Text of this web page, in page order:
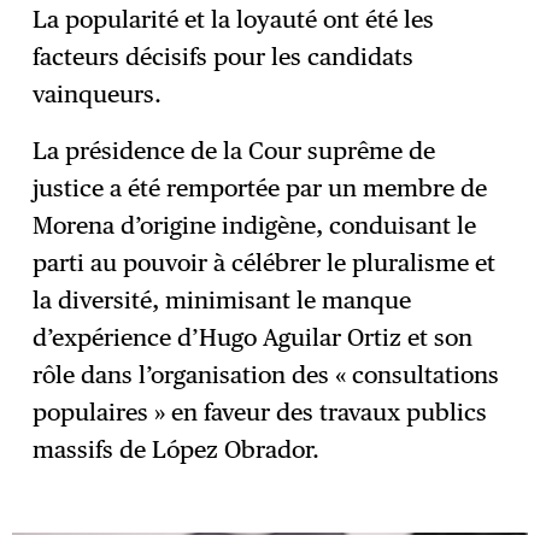
La popularité et la loyauté ont été les
facteurs décisifs pour les candidats
vainqueurs.
La présidence de la Cour suprême de
justice a été remportée par un membre de
Morena d’origine indigène, conduisant le
parti au pouvoir à célébrer le pluralisme et
la diversité, minimisant le manque
d’expérience d’Hugo Aguilar Ortiz et son
rôle dans l’organisation des « consultations
populaires » en faveur des travaux publics
massifs de López Obrador.